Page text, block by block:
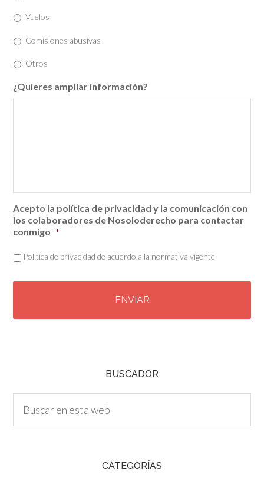
Vuelos
Comisiones abusivas
Otros
¿Quieres ampliar información?
Acepto la política de privacidad y la comunicación con
los colaboradores de Nosoloderecho para contactar
conmigo *
Política de privacidad de acuerdo a la normativa vigente
BUSCADOR
CATEGORÍAS